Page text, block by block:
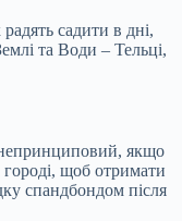
садити в дні,
та Води – Тельці,
непринциповий, якщо
щоб отримати
спандбондом після